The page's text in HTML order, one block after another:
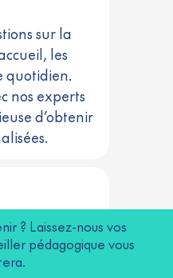
sur la
les
quotidien.
nos experts
d’obtenir
? Laissez-nous vos
pédagogique vous